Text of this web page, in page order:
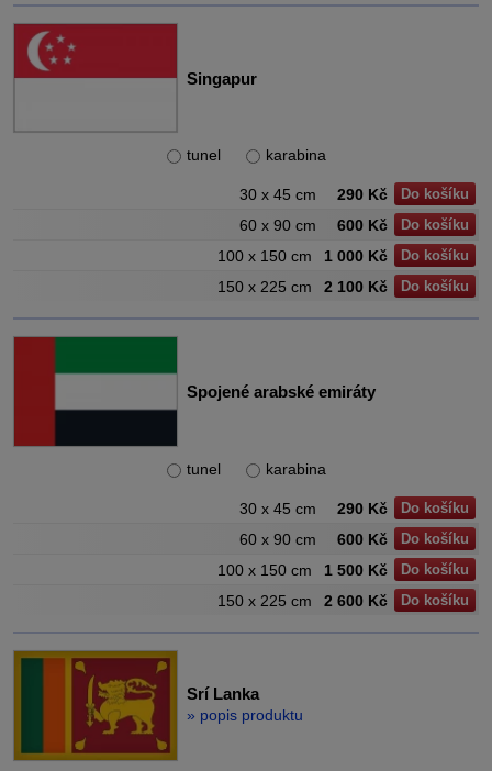
Singapur
tunel karabina
30 x 45 cm 290 Kč Do košíku
60 x 90 cm 600 Kč Do košíku
100 x 150 cm 1 000 Kč Do košíku
150 x 225 cm 2 100 Kč Do košíku
Spojené arabské emiráty
tunel karabina
30 x 45 cm 290 Kč Do košíku
60 x 90 cm 600 Kč Do košíku
100 x 150 cm 1 500 Kč Do košíku
150 x 225 cm 2 600 Kč Do košíku
Srí Lanka
» popis produktu